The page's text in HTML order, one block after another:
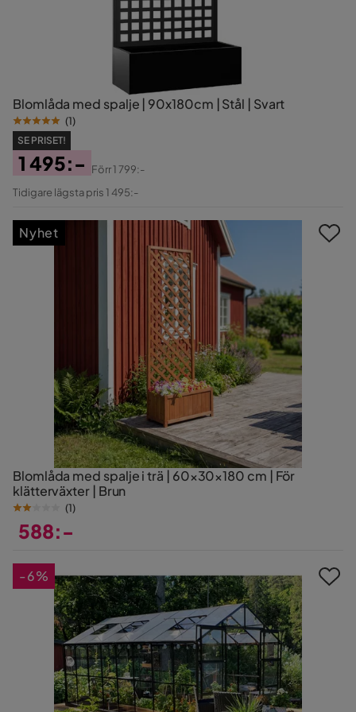
Blomlåda med spalje | 90x180cm | Stål | Svart
(1)
SE PRISET!
Pris
1 495:-
Original
Förr1 799:-
Tidigare lägsta pris 1 495:-
Blomlåda med spalje i trä | 60×30×180 cm | För
klätterväxter | Brun
(1)
588:-
Nyhet
-6%